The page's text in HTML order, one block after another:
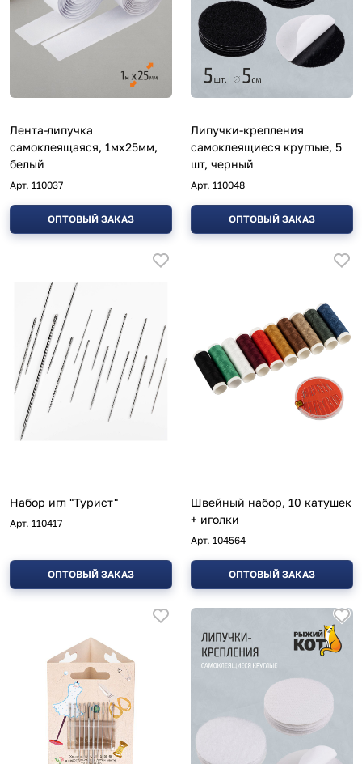
Лента-липучка
самоклеящаяся, 1мх25мм,
белый
Арт. 110037
ОПТОВЫЙ ЗАКАЗ
Липучки-крепления
самоклеящиеся круглые, 5
шт, черный
Арт. 110048
ОПТОВЫЙ ЗАКАЗ
Набор игл "Турист"
Арт. 110417
ОПТОВЫЙ ЗАКАЗ
Швейный набор, 10 катушек
+ иголки
Арт. 104564
ОПТОВЫЙ ЗАКАЗ